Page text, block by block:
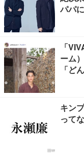
パパに
「
ーム
「ど
キン
って